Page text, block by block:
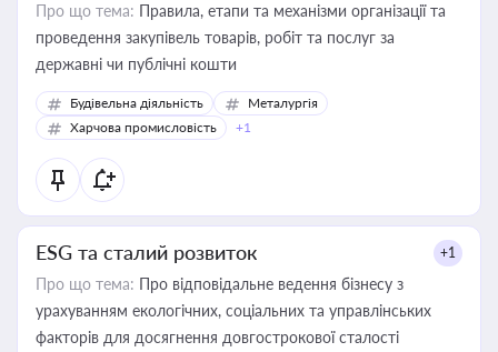
Про що тема: Правила, етапи та механізми організації та
проведення закупівель товарів, робіт та послуг за
державні чи публічні кошти
Будівельна діяльність
Металургія
Харчова промисловість
+1
ESG та сталий розвиток +1
Про що тема: Про відповідальне ведення бізнесу з
урахуванням екологічних, соціальних та управлінських
факторів для досягнення довгострокової сталості